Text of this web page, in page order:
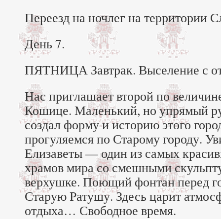
Переезд на ночлег на территории
День 7.
ПЯТНИЦА Завтрак. Выселение с
Нас приглашает второй по
Кошице. Маленький, но упрямый
создал форму и историю этого
прогуляемся по Старому городу.
Елизаветы — один из самых
храмов мира со смешными
верхушке. Поющий фонтан перед
Старую Ратушу. Здесь царит
отдыха… Свободное время.